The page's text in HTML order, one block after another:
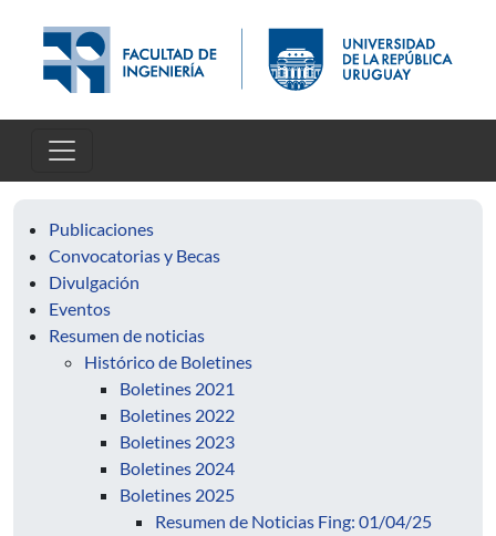
Publicaciones
Convocatorias y Becas
Divulgación
Eventos
Resumen de noticias
Histórico de Boletines
Boletines 2021
Boletines 2022
Boletines 2023
Boletines 2024
Boletines 2025
Resumen de Noticias Fing: 01/04/25